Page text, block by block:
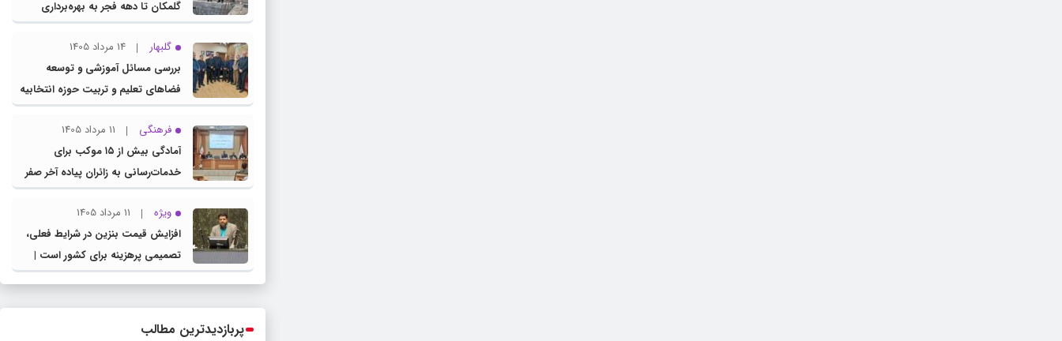
گلمکان تا دهه فجر به بهره‌برداری
می‌رسد
گلبهار
14 مرداد 1405
بررسی مسائل آموزشی و توسعه
فضاهای تعلیم و تربیت حوزه انتخابیه
در نشست مشترک عضو کمیسیون
آموزش مجلس با مدیرکل آموزش و
پرورش خراسان رضوی
فرهنگی
11 مرداد 1405
آمادگی بیش از ۱۵ موکب برای
خدمات‌رسانی به زائران پیاده آخر صفر
در شهرستان چناران
ویژه
11 مرداد 1405
افزایش قیمت بنزین در شرایط فعلی،
تصمیمی پرهزینه برای کشور است |
دولت، قاچاق سوخت و عوامل اصلی
پربازدیدترین مطالب